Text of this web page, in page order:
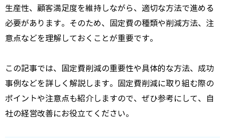
生産性、 顧客満足度を維持しながら、 適切な方法で進める
必要があります。
そのため、 固定費の種類や削減方法、 注
意点などを理解しておくことが重要です。
この記事では、 固定費削減の重要性や具体的な方法、 成功
事例などを詳しく解説します。
固定費削減に取り組む際の
ポイントや注意点も紹介しますので、 ぜひ参考にして、
自
社の経営改善にお役立てください。